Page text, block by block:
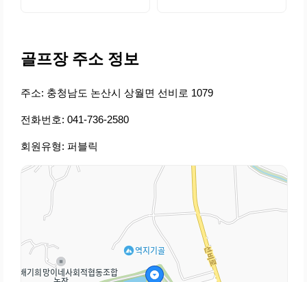
골프장 주소 정보
주소: 충청남도 논산시 상월면 선비로 1079
전화번호: 041-736-2580
회원유형: 퍼블릭